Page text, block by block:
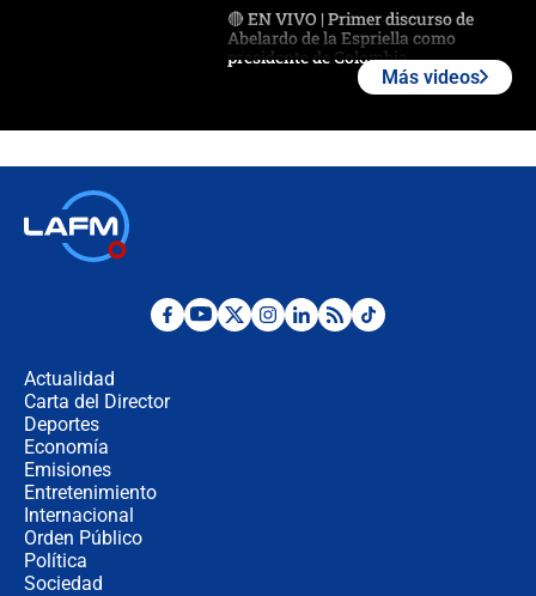
🔴 EN VIVO | Primer discurso de
Abelardo de la Espriella como
presidente de Colombia
Desde dermatitis hasta infecciones:
Más videos
Actualidad
Carta del Director
Deportes
Economía
Emisiones
Entretenimiento
Internacional
Orden Público
Política
Sociedad